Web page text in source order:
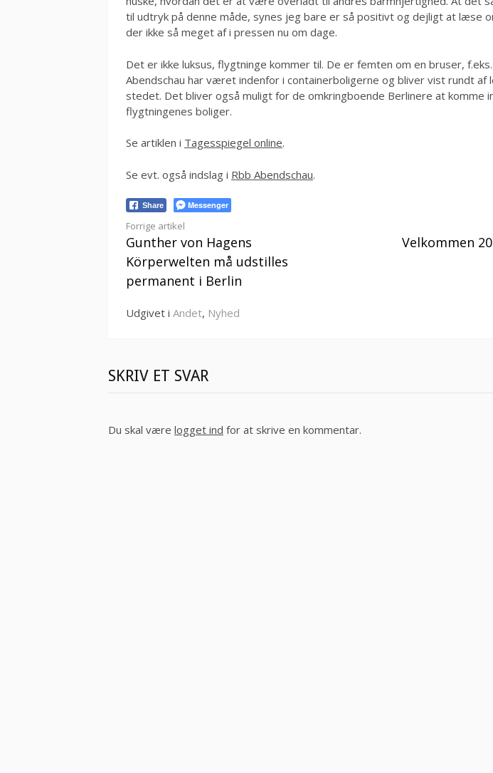
til udtryk på denne måde, synes jeg bare er så positivt og dejligt at læse
der ikke så meget af i pressen nu om dage.
Det er ikke luksus, flygtninge kommer til. De er femten om en bruser,
Abendschau har været indenfor i containerboligerne og bliver vist rundt af
stedet. Det bliver også muligt for de omkringboende Berlinere at komme
flygtningenes boliger.
Se artiklen i Tagesspiegel online.
Se evt. også indslag i Rbb Abendschau.
Share Messenger
Læs
videre
Forrige artikel
Gunther von Hagens
Körperwelten må udstilles
permanent i Berlin
Velkommen
Udgivet i Andet, Nyhed
SKRIV ET SVAR
Du skal være logget ind for at skrive en kommentar.